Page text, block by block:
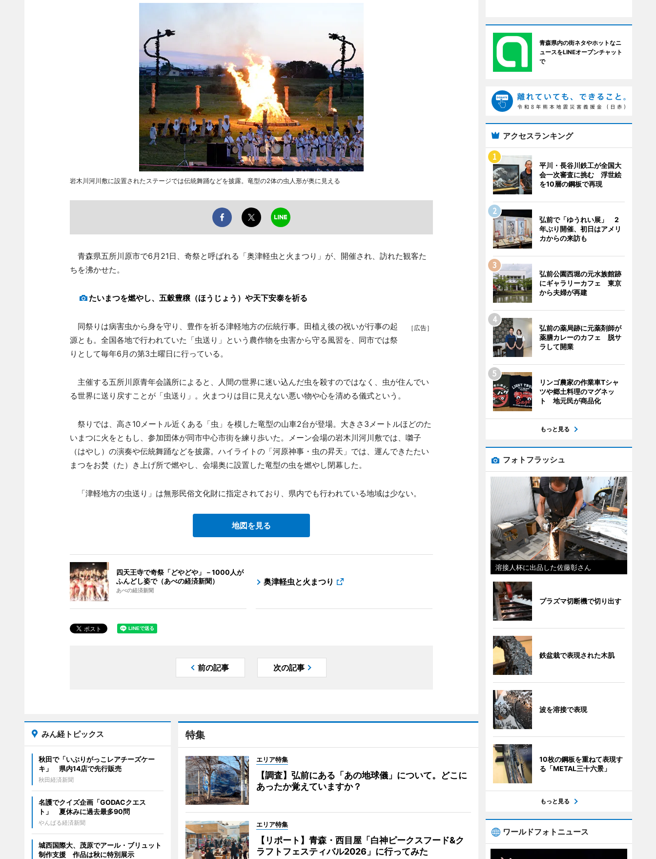
岩木川河川敷に設置されたステージでは伝統舞踊などを披露。竜型の2体の虫人形が奥に見える
青森県五所川原市で6月21日、奇祭と呼ばれる「奥津軽虫と火まつり」が、開催され、訪れた観客た
ちを沸かせた。
たいまつを燃やし、五穀豊穣（ほうじょう）や天下安泰を祈る
［広告］
同祭りは病害虫から身を守り、豊作を祈る津軽地方の伝統行事。田植え後の祝いが行事の起
源とも。全国各地で行われていた「虫送り」という農作物を虫害から守る風習を、同市では祭
りとして毎年6月の第3土曜日に行っている。
主催する五所川原青年会議所によると、人間の世界に迷い込んだ虫を殺すのではなく、虫が住んでい
る世界に送り戻すことが「虫送り」。火まつりは目に見えない悪い物や心を清める儀式という。
祭りでは、高さ10メートル近くある「虫」を模した竜型の山車2台が登場。大きさ3メートルほどのた
いまつに火をともし、参加団体が同市中心市街を練り歩いた。メーン会場の岩木川河川敷では、囃子
（はやし）の演奏や伝統舞踊などを披露。ハイライトの「河原神事・虫の昇天」では、運んできたたい
まつをお焚（た）き上げ所で燃やし、会場奥に設置した竜型の虫を燃やし閉幕した。
「津軽地方の虫送り」は無形民俗文化財に指定されており、県内でも行われている地域は少ない。
地図を見る
四天王寺で奇祭「どやどや」－1000人が
ふんどし姿で（あべの経済新聞）
あべの経済新聞
奥津軽虫と火まつり
前の記事 次の記事
特集
エリア特集
【調査】弘前にある「あの地球儀」について。どこに
あったか覚えていますか？
エリア特集
【リポート】青森・西目屋「白神ピークスフード&ク
ラフトフェスティバル2026」に行ってみた
みん経トピックス
秋田で「いぶりがっこレアチーズケー
キ」 県内14店で先行販売
秋田経済新聞
名護でクイズ企画「GODACクエス
ト」 夏休みに過去最多90問
やんばる経済新聞
城西国際大、茂原でアール・ブリュット
制作支援 作品は秋に特別展示
青森県内の街ネタやホットなニ
ュースをLINEオープンチャット
で
アクセスランキング
平川・長谷川鉄工が全国大
会一次審査に挑む 浮世絵
を10層の鋼板で再現
弘前で「ゆうれい展」 2
年ぶり開催、初日はアメリ
カからの来訪も
弘前公園西堀の元水族館跡
にギャラリーカフェ 東京
から夫婦が再建
弘前の薬局跡に元薬剤師が
薬膳カレーのカフェ 脱サ
ラして開業
リンゴ農家の作業車Tシャ
ツや郷土料理のマグネッ
ト 地元民が商品化
もっと見る
フォトフラッシュ
溶接人杯に出品した佐藤彰さん
プラズマ切断機で切り出す
鉄盆栽で表現された木肌
波を溶接で表現
10枚の鋼板を重ねて表現す
る「METAL三十六景」
もっと見る
ワールドフォトニュース